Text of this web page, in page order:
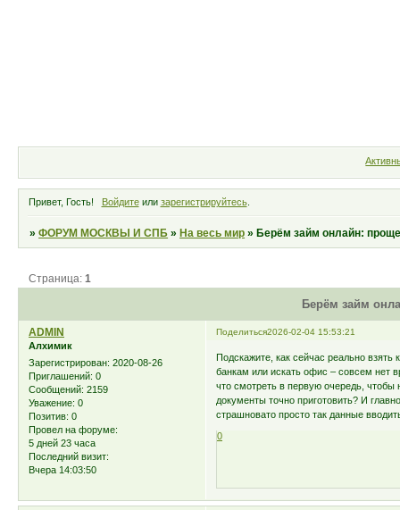
Привет, Гость! Войдитеили зарегистрируйтесь.
»ФОРУМ МОСКВЫ И СПБ »На весь мир »Берём займ онлайн:
Берём займ
Страница:1
Поделиться2026-02-04 15:53:21
ADMIN
Алхимик
Зарегистрирован: 2020-08-26
Приглашений: 0
Сообщений: 2159
Уважение: 0
Позитив: 0
Провел на форуме:
5 дней 23 часа
Последний визит:
Вчера 14:03:50
Подскажите, как сейчас реально взять
банкам или искать офис – совсем нет
что смотреть в первую очередь, чтобы
документы точно приготовить? И
страшновато просто так данные
0